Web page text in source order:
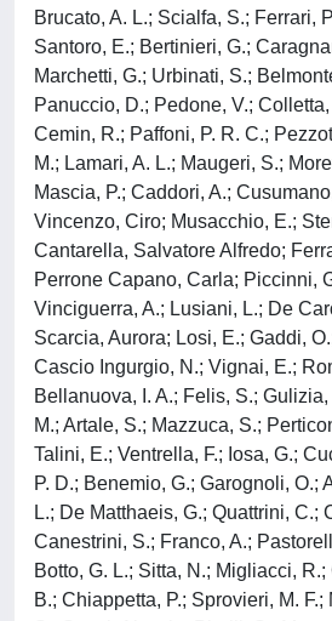
Brucato, A. L.; Scialfa, S.; Ferrari,
Santoro, E.; Bertinieri, G.;
Marchetti, G.; Urbinati, S.;
Panuccio, D.; Pedone, V.;
Cemin, R.; Paffoni, P. R. C.;
M.; Lamari, A. L.; Maugeri, S.;
Mascia, P.; Caddori, A.;
Vincenzo, Ciro; Musacchio, E.;
Cantarella, Salvatore Alfredo;
Perrone Capano, Carla; Piccinni,
Vinciguerra, A.; Lusiani, L.; De
Scarcia, Aurora; Losi, E.; Gaddi,
Cascio Ingurgio, N.; Vignai, E.;
Bellanuova, I. A.; Felis, S.;
M.; Artale, S.; Mazzuca, S.;
Talini, E.; Ventrella, F.; Iosa, G.;
P. D.; Benemio, G.; Garognoli, O.;
L.; De Matthaeis, G.; Quattrini, C.;
Canestrini, S.; Franco, A.;
Botto, G. L.; Sitta, N.; Migliacci, R.;
B.; Chiappetta, P.; Sprovieri, M.